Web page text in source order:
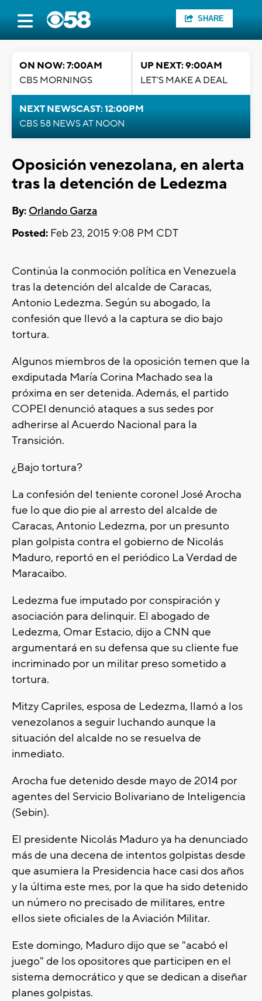
SHARE
ON NOW: 7:00AM
CBS MORNINGS
UP NEXT: 9:00AM
LET'S MAKE A DEAL
NEXT NEWSCAST: 12:00PM
CBS 58 NEWS AT NOON
Oposición venezolana, en alerta
tras la detención de Ledezma
By: Orlando Garza
Posted: Feb 23, 2015 9:08 PM CDT
Continúa la conmoción política en Venezuela
tras la detención del alcalde de Caracas,
Antonio Ledezma. Según su abogado, la
confesión que llevó a la captura se dio bajo
tortura.
Algunos miembros de la oposición temen que la
exdiputada María Corina Machado sea la
próxima en ser detenida. Además, el partido
COPEI denunció ataques a sus sedes por
adherirse al Acuerdo Nacional para la
Transición.
¿Bajo tortura?
La confesión del teniente coronel José Arocha
fue lo que dio pie al arresto del alcalde de
Caracas, Antonio Ledezma, por un presunto
plan golpista contra el gobierno de Nicolás
Maduro, reportó en el periódico La Verdad de
Maracaibo.
Ledezma fue imputado por conspiración y
asociación para delinquir. El abogado de
Ledezma, Omar Estacio, dijo a CNN que
argumentará en su defensa que su cliente fue
incriminado por un militar preso sometido a
tortura.
Mitzy Capriles, esposa de Ledezma, llamó a los
venezolanos a seguir luchando aunque la
situación del alcalde no se resuelva de
inmediato.
Arocha fue detenido desde mayo de 2014 por
agentes del Servicio Bolivariano de Inteligencia
(Sebin).
El presidente Nicolás Maduro ya ha denunciado
más de una decena de intentos golpistas desde
que asumiera la Presidencia hace casi dos años
y la última este mes, por la que ha sido detenido
un número no precisado de militares, entre
ellos siete oficiales de la Aviación Militar.
Este domingo, Maduro dijo que se "acabó el
juego" de los opositores que participen en el
sistema democrático y que se dedican a diseñar
planes golpistas.